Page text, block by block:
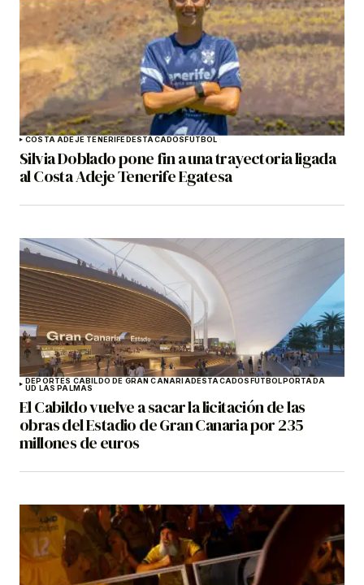
COSTA ADEJE TENERIFEDESTACADOSFÚTBOL
Silvia Doblado pone fin a una trayectoria ligada
al Costa Adeje Tenerife Egatesa
DEPORTES CABILDO DE GRAN CANARIADESTACADOSFÚTBOLPORTADA
UD LAS PALMAS
El Cabildo vuelve a sacar la licitación de las
obras del Estadio de Gran Canaria por 235
millones de euros